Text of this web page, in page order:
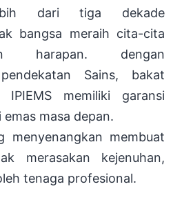
dari tiga dekade
bangsa meraih cita-cita
harapan. dengan
Sains, bakat
memiliki garansi
masa depan.
menyenangkan membuat
merasakan kejenuhan,
tenaga profesional.